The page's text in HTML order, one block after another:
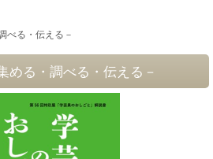
べる・伝える－
める・調べる・伝える－